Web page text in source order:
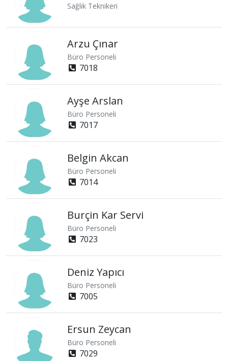
Sağlık Teknikeri
Arzu Çınar
Büro Personeli
7018
Ayşe Arslan
Büro Personeli
7017
Belgin Akcan
Büro Personeli
7014
Burçin Kar Servi
Büro Personeli
7023
Deniz Yapıcı
Büro Personeli
7005
Ersun Zeycan
Büro Personeli
7029